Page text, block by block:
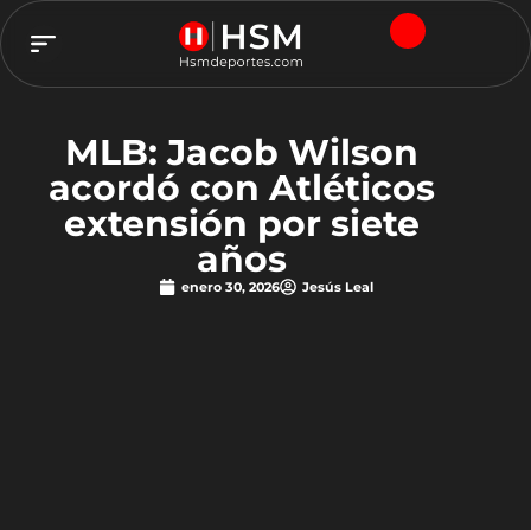
MLB: Jacob Wilson
acordó con Atléticos
extensión por siete
años
enero 30, 2026 Jesús Leal